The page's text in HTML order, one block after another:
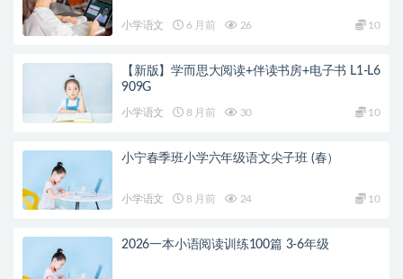
小学语文 6 月前 26 10
【新版】学而思大阅读+伴读书房+电子书 L1-L6
909G
小学语文 8 月前 30 10
小宁春季班小学六年级语文尖子班 (春）
小学语文 8 月前 24 10
2026一本小语阅读训练100篇 3-6年级